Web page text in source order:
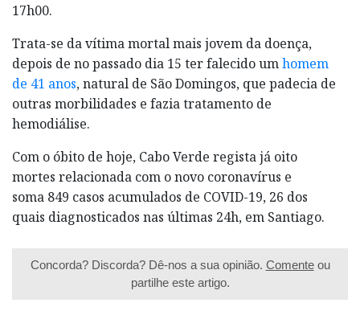
17h00.
Trata-se da vítima mortal mais jovem da doença,
depois de no passado dia 15 ter falecido umhomem
de 41 anos, natural de São Domingos, que padecia de
outras morbilidades e fazia tratamento de
hemodiálise.
Com o óbito de hoje, Cabo Verde regista já oito
mortes relacionada com o novo coronavírus e
soma 849 casos acumulados de COVID-19, 26 dos
quais diagnosticados nas últimas 24h, em Santiago.
Concorda? Discorda? Dê-nos a sua opinião. Comenteou
partilhe este artigo.